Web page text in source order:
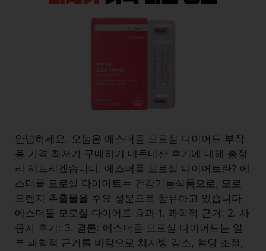
안녕하세요. 오늘은 에스더몰 모로실 다이어트 부작
용 가격 최저가 구매하기 내돈내산 후기에 대해 총정
리 해드리겠습니다. 에스더몰 모로실 다이어트란? 에
스더몰 모로실 다이어트는 건강기능식품으로, 모로
오렌지 추출물을 주요 성분으로 함유하고 있습니다.
에스더몰 모로실 다이어트 효과 1. 과학적 근거: 2. 사
용자 후기: 3. 결론: 에스더몰 모로실 다이어트는 일
부 과학적 근거를 바탕으로 체지방 감소, 혈당 조절,